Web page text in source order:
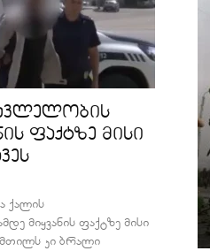
ფაქტზე მისი
ქალის
მიყვანის ფაქტზე მისი
კი ბრალი